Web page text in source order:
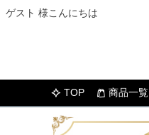
ゲスト 様こんにちは
TOP 商品一覧